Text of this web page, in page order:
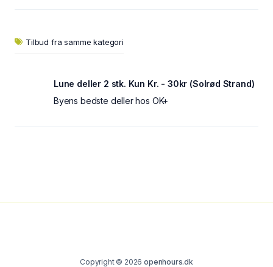
Tilbud fra samme kategori
Lune deller 2 stk. Kun Kr. - 30kr (Solrød Strand)
Byens bedste deller hos OK+
Copyright © 2026openhours.dk